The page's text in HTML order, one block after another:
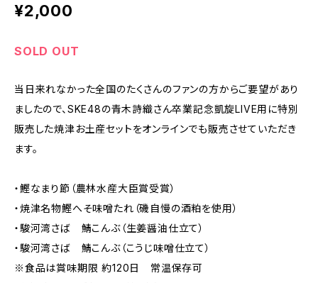
¥2,000
SOLD OUT
当日来れなかった全国のたくさんのファンの方からご要望があり
ましたので、SKE48の青木詩織さん卒業記念凱旋LIVE用に特別
販売した焼津お土産セットをオンラインでも販売させていただき
ます。
・鰹なまり節（農林水産大臣賞受賞）
・焼津名物鰹へそ味噌たれ（磯自慢の酒粕を使用）
・駿河湾さば 鯖こんぶ（生姜醤油仕立て）
・駿河湾さば 鯖こんぶ（こうじ味噌仕立て）
※食品は賞味期限 約120日 常温保存可